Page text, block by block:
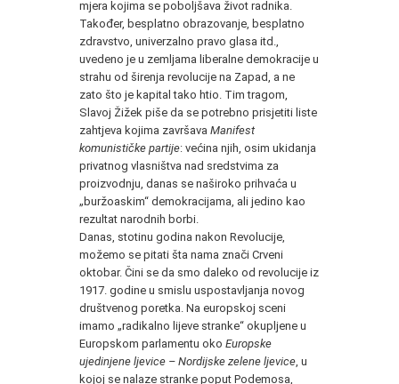
mjera kojima se poboljšava život radnika.
Također, besplatno obrazovanje, besplatno
zdravstvo, univerzalno pravo glasa itd.,
uvedeno je u zemljama liberalne demokracije u
strahu od širenja revolucije na Zapad, a ne
zato što je kapital tako htio. Tim tragom,
Slavoj Žižek piše da se potrebno prisjetiti liste
zahtjeva kojima završava Manifest
komunističke partije: većina njih, osim ukidanja
privatnog vlasništva nad sredstvima za
proizvodnju, danas se naširoko prihvaća u
„buržoaskim“ demokracijama, ali jedino kao
rezultat narodnih borbi.
Danas, stotinu godina nakon Revolucije,
možemo se pitati šta nama znači Crveni
oktobar. Čini se da smo daleko od revolucije iz
1917. godine u smislu uspostavljanja novog
društvenog poretka. Na europskoj sceni
imamo „radikalno lijeve stranke“ okupljene u
Europskom parlamentu oko Europske
ujedinjene ljevice – Nordijske zelene ljevice , u
kojoj se nalaze stranke poput Podemosa,